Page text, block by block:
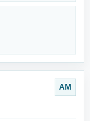
AM